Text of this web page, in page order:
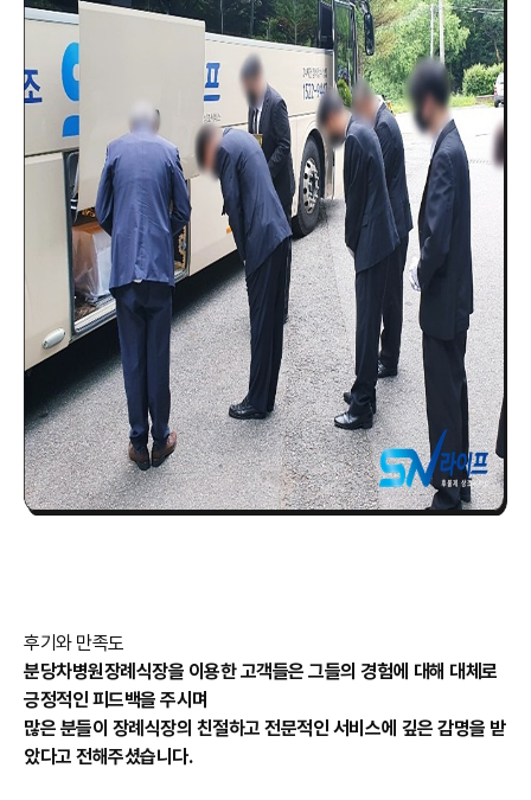
후기와 만족도
분당차병원장례식장을 이용한 고객들은 그들의 경험에 대해 대체로
긍정적인 피드백을 주시며
많은 분들이 장례식장의 친절하고 전문적인 서비스에 깊은 감명을 받
았다고 전해주셨습니다.